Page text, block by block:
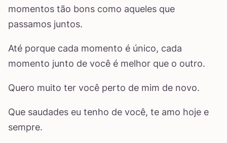
momentos tão bons como aqueles que
passamos juntos.
Até porque cada momento é único, cada
momento junto de você é melhor que o outro.
Quero muito ter você perto de mim de novo.
Que saudades eu tenho de você, te amo hoje e
sempre.